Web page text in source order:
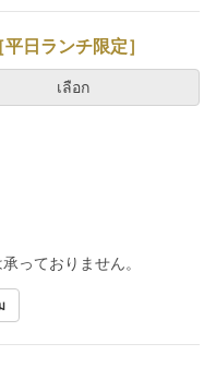
日ランチ限定］
เลือก
っておりません。